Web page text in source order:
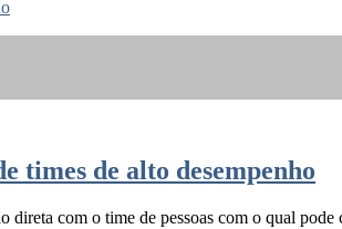
times de alto desempenho
direta com o time de pessoas com o qual pode